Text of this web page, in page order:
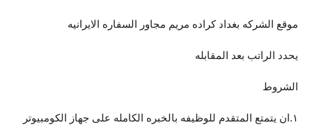
موقع الشركه بغداد كراده مريم مجاور السفاره الايرانيه
يحدد الراتب بعد المقابله
الشروط
١.ان يتمتع المتقدم للوظيفه بالخبره الكامله على جهاز الكومبيوتر